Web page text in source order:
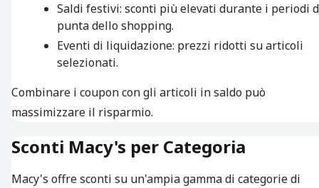
Saldi festivi: sconti più elevati durante i periodi
punta dello shopping.
Eventi di liquidazione: prezzi ridotti su articoli
selezionati.
Combinare i coupon con gli articoli in saldo può
massimizzare il risparmio.
Sconti Macy's per Categoria
Macy's offre sconti su un'ampia gamma di categorie di